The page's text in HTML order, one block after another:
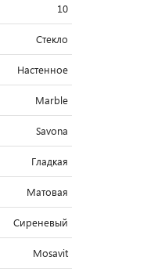
10
Стекло
Настенное
Marble
Savona
Гладкая
Матовая
Сиреневый
Mosavit